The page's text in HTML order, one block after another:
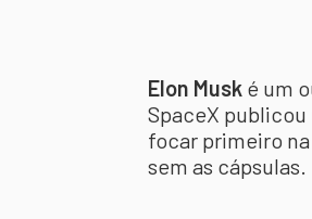
Elon Musk é um
SpaceX
focar primeiro
sem as cápsulas.